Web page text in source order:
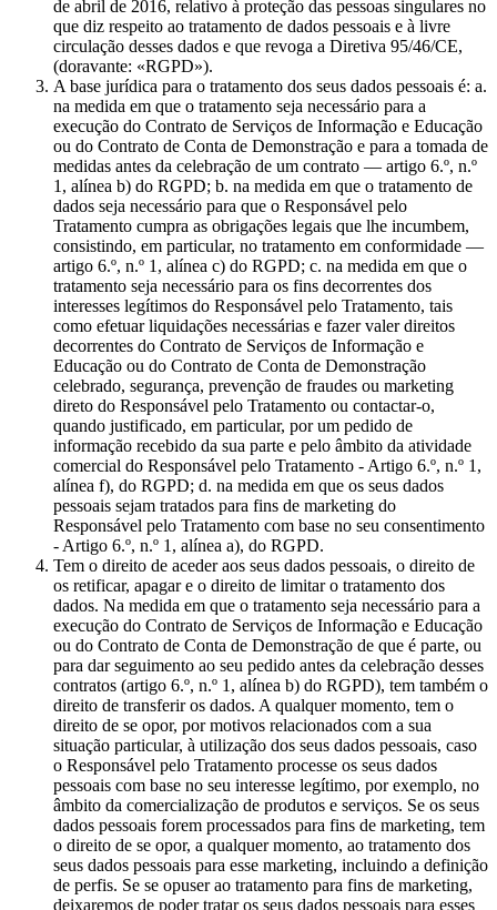
de abril de 2016, relativo à proteção das pessoas singulares no
que diz respeito ao tratamento de dados pessoais e à livre
circulação desses dados e que revoga a Diretiva 95/46/CE,
(doravante: «RGPD»).
A base jurídica para o tratamento dos seus dados pessoais é: a.
na medida em que o tratamento seja necessário para a
execução do Contrato de Serviços de Informação e Educação
ou do Contrato de Conta de Demonstração e para a tomada de
medidas antes da celebração de um contrato — artigo 6.º, n.º
1, alínea b) do RGPD; b. na medida em que o tratamento de
dados seja necessário para que o Responsável pelo
Tratamento cumpra as obrigações legais que lhe incumbem,
consistindo, em particular, no tratamento em conformidade —
artigo 6.º, n.º 1, alínea c) do RGPD; c. na medida em que o
tratamento seja necessário para os fins decorrentes dos
interesses legítimos do Responsável pelo Tratamento, tais
como efetuar liquidações necessárias e fazer valer direitos
decorrentes do Contrato de Serviços de Informação e
Educação ou do Contrato de Conta de Demonstração
celebrado, segurança, prevenção de fraudes ou marketing
direto do Responsável pelo Tratamento ou contactar-o,
quando justificado, em particular, por um pedido de
informação recebido da sua parte e pelo âmbito da atividade
comercial do Responsável pelo Tratamento - Artigo 6.º, n.º 1,
alínea f), do RGPD; d. na medida em que os seus dados
pessoais sejam tratados para fins de marketing do
Responsável pelo Tratamento com base no seu consentimento
- Artigo 6.º, n.º 1, alínea a), do RGPD.
Tem o direito de aceder aos seus dados pessoais, o direito de
os retificar, apagar e o direito de limitar o tratamento dos
dados. Na medida em que o tratamento seja necessário para a
execução do Contrato de Serviços de Informação e Educação
ou do Contrato de Conta de Demonstração de que é parte, ou
para dar seguimento ao seu pedido antes da celebração desses
contratos (artigo 6.º, n.º 1, alínea b) do RGPD), tem também o
direito de transferir os dados. A qualquer momento, tem o
direito de se opor, por motivos relacionados com a sua
situação particular, à utilização dos seus dados pessoais, caso
o Responsável pelo Tratamento processe os seus dados
pessoais com base no seu interesse legítimo, por exemplo, no
âmbito da comercialização de produtos e serviços. Se os seus
dados pessoais forem processados para fins de marketing, tem
o direito de se opor, a qualquer momento, ao tratamento dos
seus dados pessoais para esse marketing, incluindo a definição
de perfis. Se se opuser ao tratamento para fins de marketing,
deixaremos de poder tratar os seus dados pessoais para esses